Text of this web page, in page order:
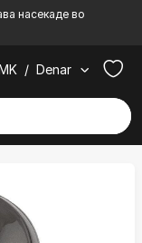
насекаде во
/ Denar